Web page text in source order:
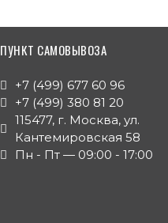
ПУНКТ САМОВЫВОЗА
+7 (499) 677 60 96
+7 (499) 380 81 20
115477, г. Москва, ул.
Кантемировская 58
Пн - Пт — 09:00 - 17:00